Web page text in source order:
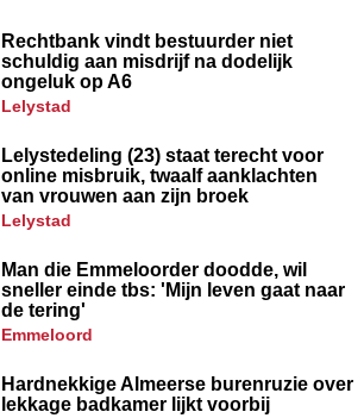
Rechtbank vindt bestuurder niet
schuldig aan misdrijf na dodelijk
ongeluk op A6
lelystad
Lelystedeling (23) staat terecht voor
online misbruik, twaalf aanklachten
van vrouwen aan zijn broek
lelystad
Man die Emmeloorder doodde, wil
sneller einde tbs: 'Mijn leven gaat naar
de tering'
emmeloord
Hardnekkige Almeerse burenruzie over
lekkage badkamer lijkt voorbij